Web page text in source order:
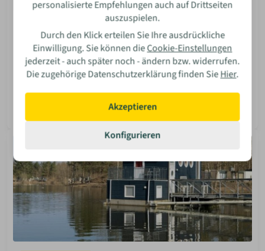
Minihaus- & Baumhaus-Forum
Du suchst ein Forum für Minihäuser und Baumhäuser?
Wir zeigen dir die besten Anlaufstellen für deinen
Mehr lesen
personalisierte Empfehlungen auch auf Drittseiten
auszuspielen.
Durch den Klick erteilen Sie Ihre ausdrückliche
Einwilligung. Sie können dieCookie-Einstellungen
jederzeit - auch später noch - ändern bzw. widerrufen.
Die zugehörige Datenschutzerklärung finden SieHier.
Akzeptieren
Konfigurieren